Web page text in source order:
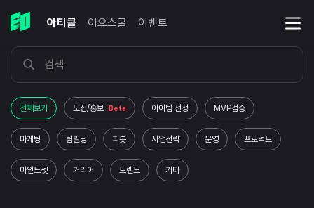
아티클 이오스쿨 이벤트
전체보기 모집/홍보 Beta 아이템 선정 MVP검증
마케팅 팀빌딩 피봇 사업전략 운영 프로덕트
마인드셋 커리어 트렌드 기타